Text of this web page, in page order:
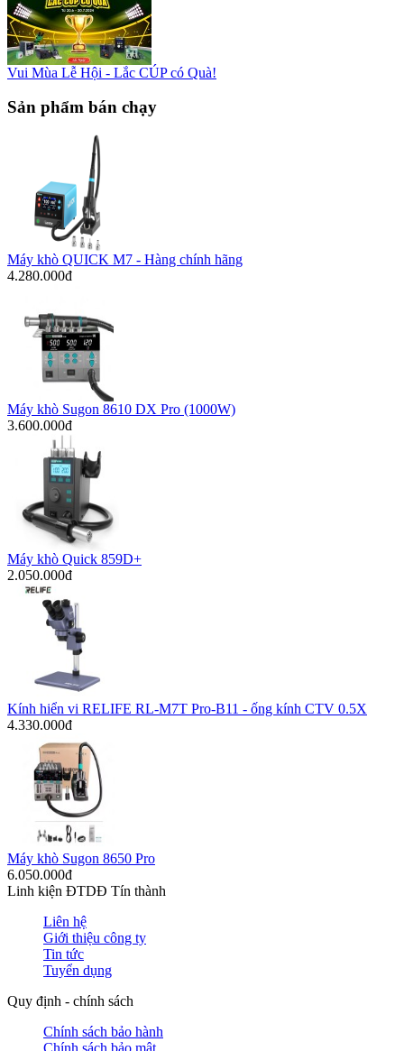
Vui Mùa Lễ Hội - Lắc CÚP có Quà!
Sản phẩm bán chạy
Máy khò QUICK M7 - Hàng chính hãng
4.280.000đ
Máy khò Sugon 8610 DX Pro (1000W)
3.600.000đ
Máy khò Quick 859D+
2.050.000đ
Kính hiển vi RELIFE RL-M7T Pro-B11 - ống kính CTV 0.5X
4.330.000đ
Máy khò Sugon 8650 Pro
6.050.000đ
Linh kiện ĐTDĐ Tín thành
Liên hệ
Giới thiệu công ty
Tin tức
Tuyển dụng
Quy định - chính sách
Chính sách bảo hành
Chính sách bảo mật